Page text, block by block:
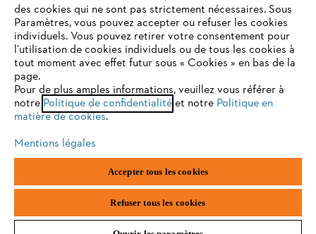
Politique de protection des données
Mentions légales Utilisation des cookies
Informations juridiques
België/Belgique
VAT Number: BE 0427.714.768
Vous utilisez un navigateur Internet que nous ne prenons plus
en charge, et certaines fonctionnalités de notre site ne
peuvent fonctionner correctement. Pour une utilisation
optimale de notre site, nous vous recommandons de passer à
l'un des navigateurs suivants :
firefox chrome
edge
des cookies qui ne sont pas strictement nécessaires. Sous
Paramètres, vous pouvez accepter ou refuser les cookies
individuels. Vous pouvez retirer votre consentement pour
l’utilisation de cookies individuels ou de tous les cookies à
tout moment avec effet futur sous « Cookies » en bas de la
page.
Pour de plus amples informations, veuillez vous référer à
notre Politique de confidentialitéet notre Politique en
matière de cookies.
Mentions légales
Accepter tous les cookies
Refuser tous les cookies